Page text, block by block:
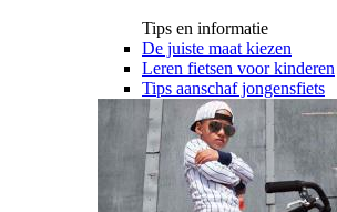
Tips en informatie
De juiste maat kiezen
Leren fietsen voor kinderen
Tips aanschaf jongensfiets